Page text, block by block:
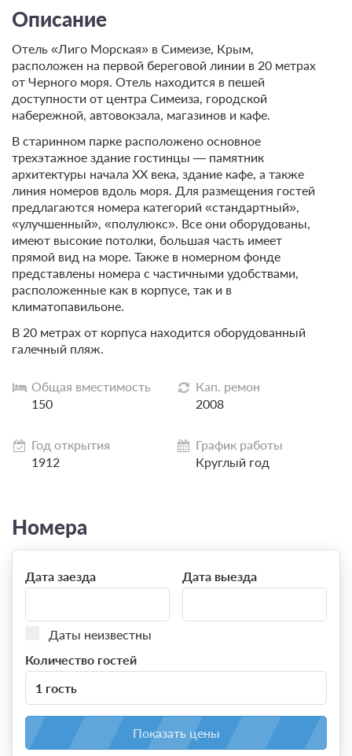
Описание
Отель «Лиго Морская» в Симеизе, Крым,
расположен на первой береговой линии в 20 метрах
от Черного моря. Отель находится в пешей
доступности от центра Симеиза, городской
набережной, автовокзала, магазинов и кафе.
В старинном парке расположено основное
трехэтажное здание гостинцы — памятник
архитектуры начала ХХ века, здание кафе, а также
линия номеров вдоль моря. Для размещения гостей
предлагаются номера категорий «стандартный»,
«улучшенный», «полулюкс». Все они оборудованы,
имеют высокие потолки, большая часть имеет
прямой вид на море. Также в номерном фонде
представлены номера с частичными удобствами,
расположенные как в корпусе, так и в
климатопавильоне.
В 20 метрах от корпуса находится оборудованный
галечный пляж.
Общая вместимость
150
Кап. ремон
2008
Год открытия
1912
График работы
Круглый год
Номера
Дата заезда Дата выезда
Даты неизвестны
Количество гостей
1 гость
Показать цены